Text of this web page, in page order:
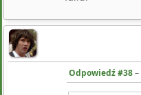
Odpowiedź #38–